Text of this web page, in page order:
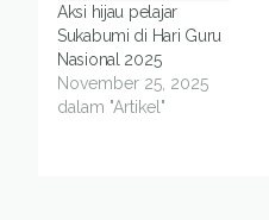
Aksi hijau pelajar
Sukabumi di Hari Guru
Nasional 2025
November 25, 2025
dalam "Artikel"